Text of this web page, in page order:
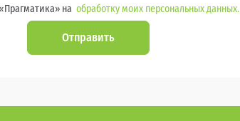
на обработку моих персональных данных.
Отправить